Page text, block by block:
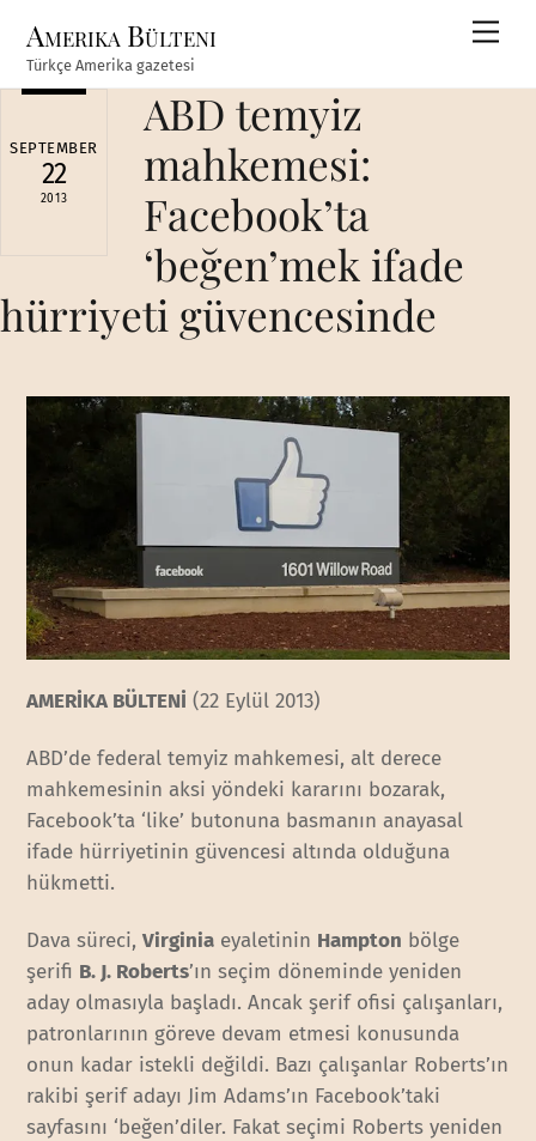
content
Amerika Bülteni
Türkçe Amerika gazetesi
SEPTEMBER
22
2013
ABD temyiz
mahkemesi:
Facebook’ta
‘beğen’mek ifade
hürriyeti güvencesinde
AMERİKA BÜLTENİ (22 Eylül 2013)
ABD’de federal temyiz mahkemesi, alt derece
mahkemesinin aksi yöndeki kararını bozarak,
Facebook’ta ‘like’ butonuna basmanın anayasal
ifade hürriyetinin güvencesi altında olduğuna
hükmetti.
Dava süreci,Virginia eyaletinin Hampton bölge
şerifi B. J. Roberts’ın seçim döneminde yeniden
aday olmasıyla başladı. Ancak şerif ofisi çalışanları,
patronlarının göreve devam etmesi konusunda
onun kadar istekli değildi. Bazı çalışanlar Roberts’ın
rakibi şerif adayı Jim Adams’ın Facebook’taki
sayfasını ‘beğen’diler. Fakat seçimi Roberts yeniden